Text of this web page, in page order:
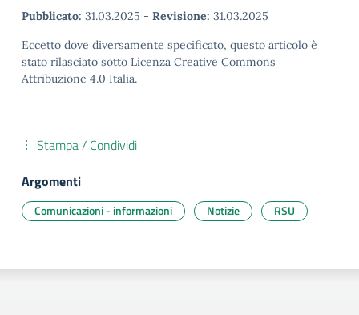
Pubblicato: 31.03.2025 - Revisione: 31.03.2025
Eccetto dove diversamente specificato, questo articolo è
stato rilasciato sotto Licenza Creative Commons
Attribuzione 4.0 Italia.
Stampa / Condividi
Argomenti
Comunicazioni - informazioni Notizie RSU